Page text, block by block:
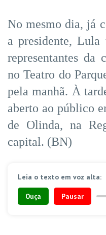
No mesmo dia, já
a presidente, Lula
representantes da
no Teatro do
pela manhã. À
aberto ao público
de Olinda, na
capital. (BN)
Leia o texto em voz alta:
Ouça Pausar